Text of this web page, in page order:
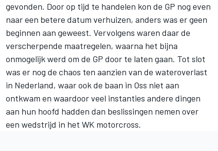
gevonden. Door op tijd te handelen kon de GP nog even
naar een betere datum verhuizen, anders was er geen
beginnen aan geweest. Vervolgens waren daar de
verscherpende maatregelen, waarna het bijna
onmogelijk werd om de GP door te laten gaan. Tot slot
was er nog de chaos ten aanzien van de wateroverlast
in Nederland, waar ook de baan in Oss niet aan
ontkwam en waardoor veel instanties andere dingen
aan hun hoofd hadden dan beslissingen nemen over
een wedstrijd in het WK motorcross.